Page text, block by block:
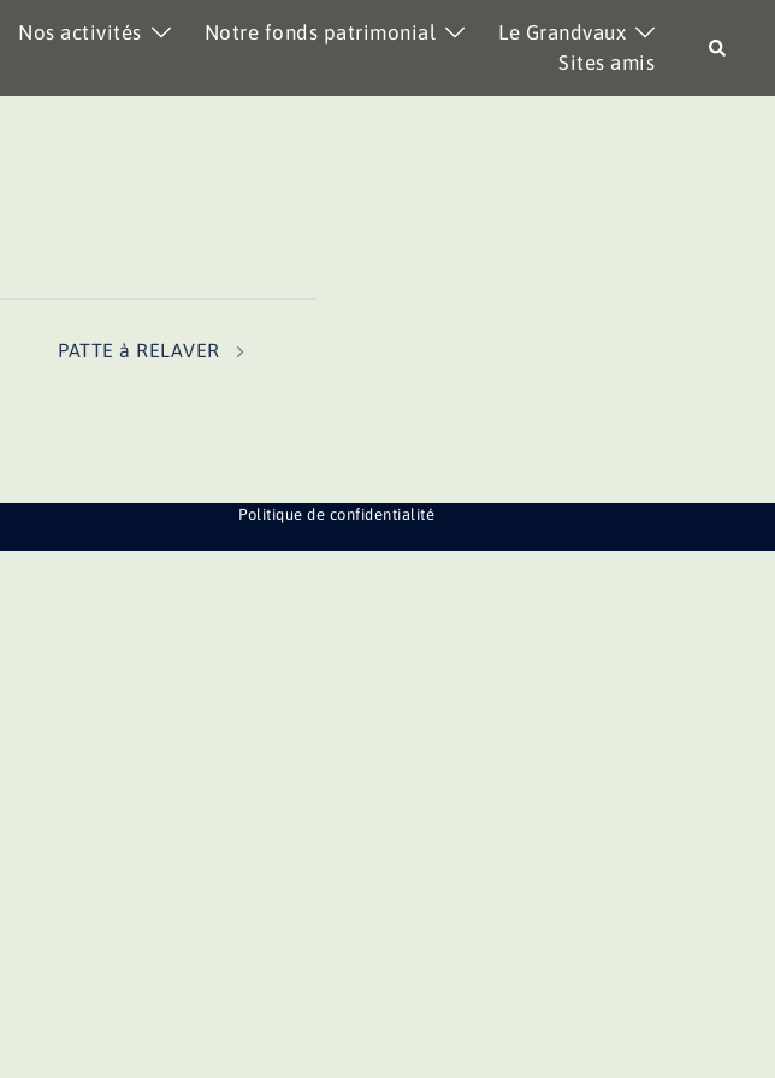
Nos activités Notre fonds patrimonial
Le Grandvaux
Sites amis
PATTE à RELAVER
Politique de confidentialité